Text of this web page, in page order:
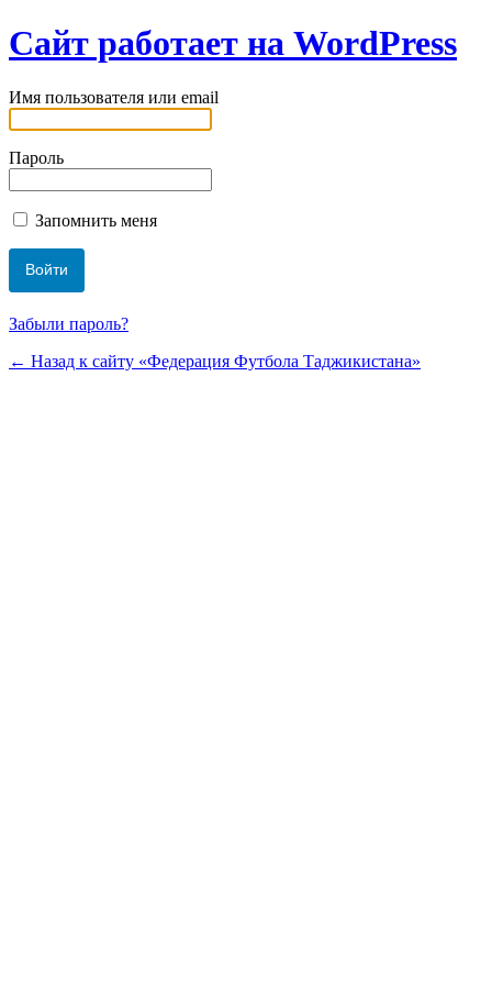
Сайт работает на WordPress
Имя пользователя или email
Пароль
Запомнить меня
Забыли пароль?
← Назад к сайту «Федерация Футбола Таджикистана»